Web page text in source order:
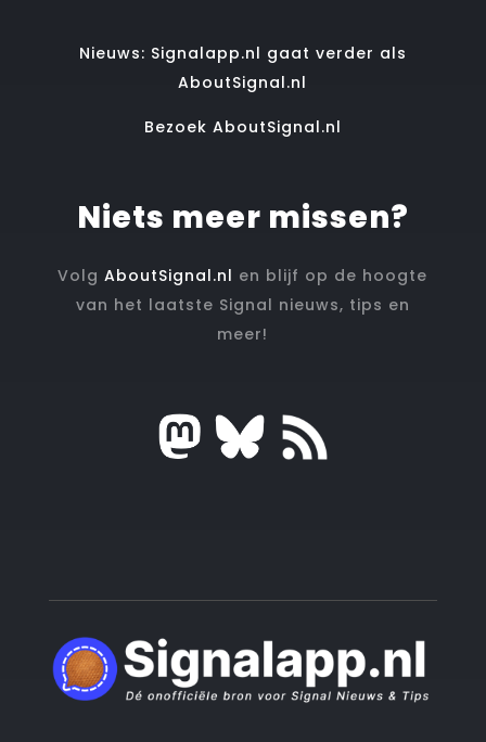
Nieuws: Signalapp.nl gaat verder als
AboutSignal.nl
Bezoek AboutSignal.nl
Niets meer missen?
VolgAboutSignal.nl en blijf op de hoogte
van het laatste Signal nieuws, tips en
meer!